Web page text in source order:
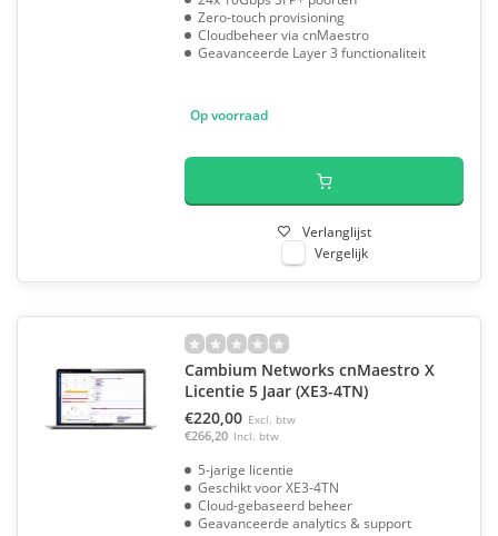
Zero-touch provisioning
Cloudbeheer via cnMaestro
Geavanceerde Layer 3 functionaliteit
Op voorraad
Verlanglijst
Vergelijk
Cambium Networks cnMaestro X
Licentie 5 Jaar (XE3-4TN)
€220,00 Excl. btw
€266,20 Incl. btw
5-jarige licentie
Geschikt voor XE3-4TN
Cloud-gebaseerd beheer
Geavanceerde analytics & support